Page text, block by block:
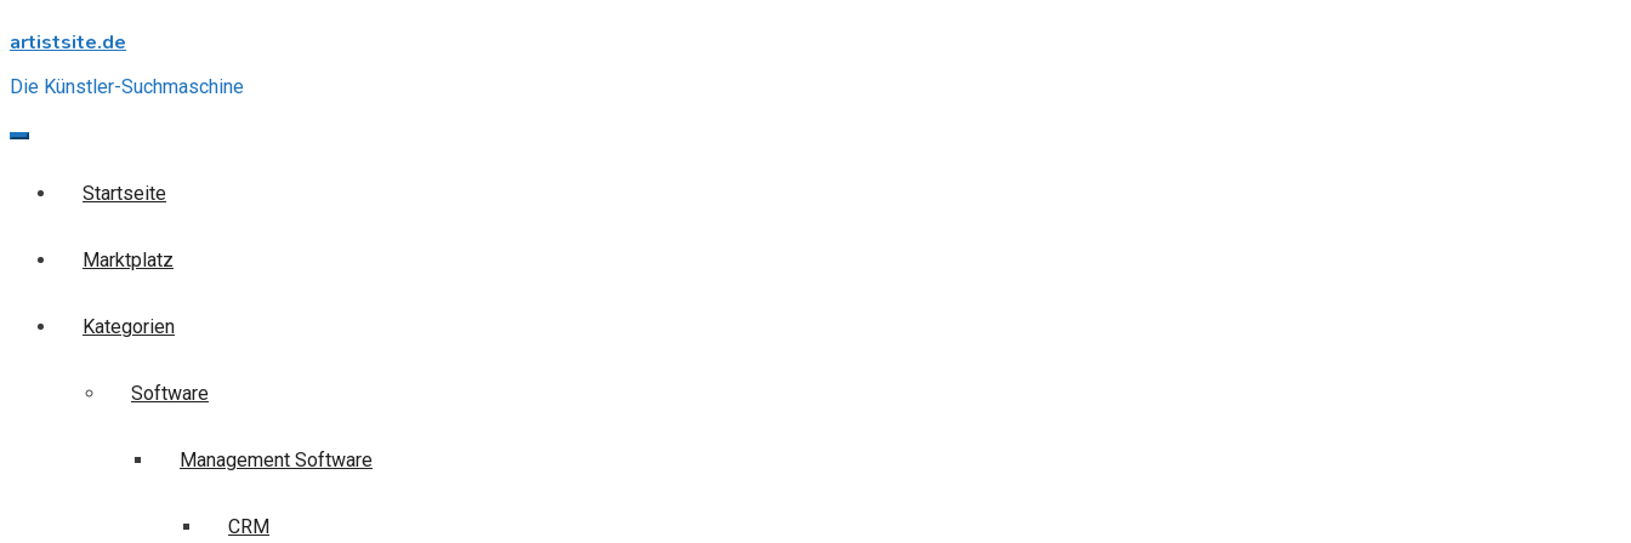
to
artistsite.de
Die Künstler-Suchmaschine
Startseite
Marktplatz
Kategorien
Software
Management Software
CRM